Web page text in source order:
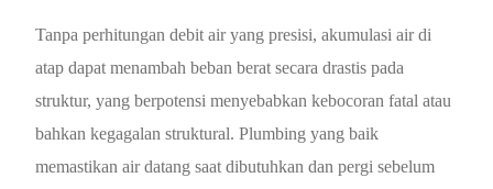
Tanpa perhitungan debit air yang presisi, akumulasi air di
atap dapat menambah beban berat secara drastis pada
struktur, yang berpotensi menyebabkan kebocoran fatal atau
bahkan kegagalan struktural. Plumbing yang baik
memastikan air datang saat dibutuhkan dan pergi sebelum